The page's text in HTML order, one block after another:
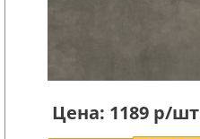
Цена: 1189 р/шт